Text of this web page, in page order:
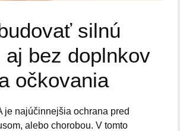
silnú
aj bez doplnkov
očkovania
je najúčinnejšia ochrana pred
alebo chorobou. V tomto